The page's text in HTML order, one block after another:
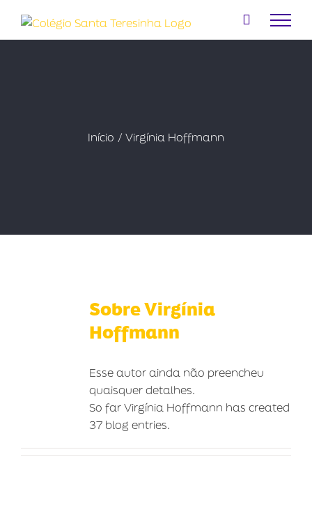
para
o
Início Virgínia Hoffmann
SobreVirgínia
Hoffmann
Esse autor ainda não preencheu
quaisquer detalhes.
So far Virgínia Hoffmann has created
37 blog entries.